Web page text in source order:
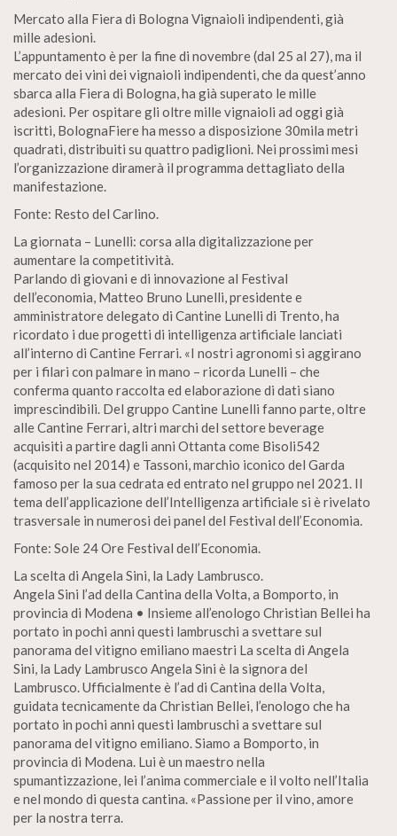
Mercato alla Fiera di Bologna Vignaioli indipendenti, già
mille adesioni.
L’appuntamento è per la fine di novembre (dal 25 al 27), ma il
mercato dei vini dei vignaioli indipendenti, che da quest’anno
sbarca alla Fiera di Bologna, ha già superato le mille
adesioni. Per ospitare gli oltre mille vignaioli ad oggi già
iscritti, BolognaFiere ha messo a disposizione 30mila metri
quadrati, distribuiti su quattro padiglioni. Nei prossimi mesi
l’organizzazione diramerà il programma dettagliato della
manifestazione.
Fonte: Resto del Carlino.
La giornata – Lunelli: corsa alla digitalizzazione per
aumentare la competitività.
Parlando di giovani e di innovazione al Festival
dell’economia, Matteo Bruno Lunelli, presidente e
amministratore delegato di Cantine Lunelli di Trento, ha
ricordato i due progetti di intelligenza artificiale lanciati
all’interno di Cantine Ferrari. «I nostri agronomi si aggirano
per i filari con palmare in mano – ricorda Lunelli – che
conferma quanto raccolta ed elaborazione di dati siano
imprescindibili. Del gruppo Cantine Lunelli fanno parte, oltre
alle Cantine Ferrari, altri marchi del settore beverage
acquisiti a partire dagli anni Ottanta come Bisoli542
(acquisito nel 2014) e Tassoni, marchio iconico del Garda
famoso per la sua cedrata ed entrato nel gruppo nel 2021. Il
tema dell’applicazione dell’Intelligenza artificiale si è rivelato
trasversale in numerosi dei panel del Festival dell’Economia.
Fonte: Sole 24 Ore Festival dell’Economia.
La scelta di Angela Sini, la Lady Lambrusco.
Angela Sini l’ad della Cantina della Volta, a Bomporto, in
provincia di Modena • Insieme all’enologo Christian Bellei ha
portato in pochi anni questi lambruschi a svettare sul
panorama del vitigno emiliano maestri La scelta di Angela
Sini, la Lady Lambrusco Angela Sini è la signora del
Lambrusco. Ufficialmente è l’ad di Cantina della Volta,
guidata tecnicamente da Christian Bellei, l’enologo che ha
portato in pochi anni questi lambruschi a svettare sul
panorama del vitigno emiliano. Siamo a Bomporto, in
provincia di Modena. Lui è un maestro nella
spumantizzazione, lei l’anima commerciale e il volto nell’Italia
e nel mondo di questa cantina. «Passione per il vino, amore
per la nostra terra.